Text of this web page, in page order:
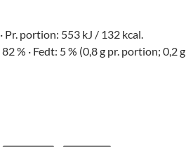
Pr. portion: 553 kJ / 132 kcal.
% · Fedt: 5 % (0,8 g pr. portion; 0,2 g